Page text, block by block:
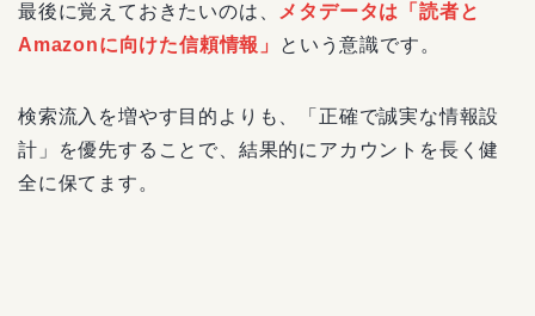
最後に覚えておきたいのは、
メタデータは「読者と
Amazonに向けた信頼情報」
という意識です。
検索流入を増やす目的よりも、「正確で誠実な情報設
計」を優先することで、結果的にアカウントを長く健
全に保てます。